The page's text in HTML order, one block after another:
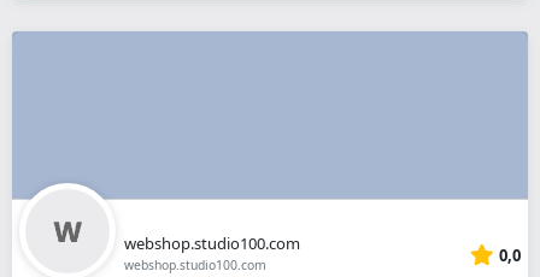
webshop.studio100.com
webshop.studio100.com 0,0